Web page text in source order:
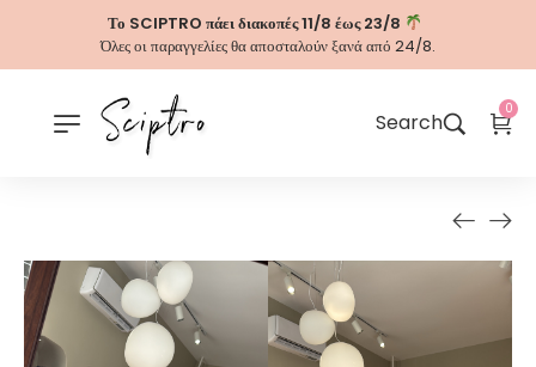
Το SCIPTRO πάει διακοπές 11/8 έως 23/8
Όλες οι παραγγελίες θα αποσταλούν ξανά από 24/8.
Search
0